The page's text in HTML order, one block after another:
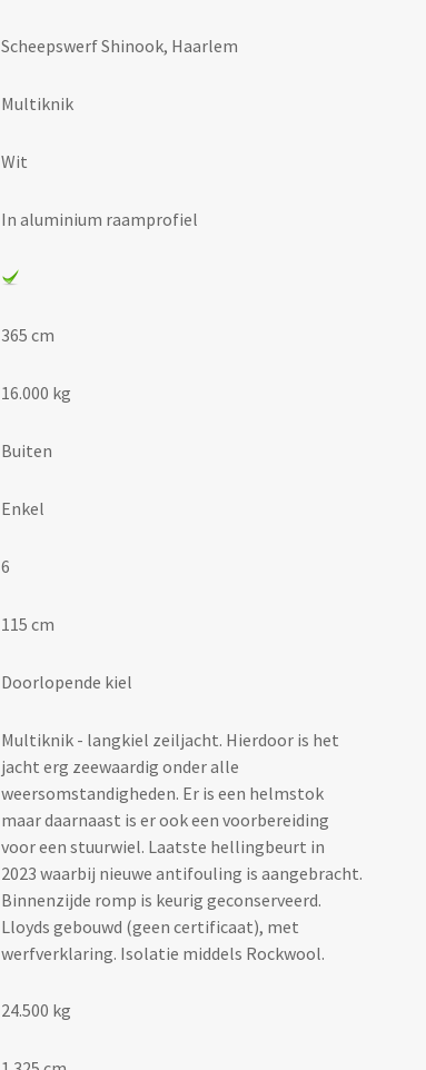
Scheepswerf Shinook, Haarlem
Multiknik
Wit
In aluminium raamprofiel
365 cm
16.000 kg
Buiten
Enkel
6
115 cm
Doorlopende kiel
Multiknik - langkiel zeiljacht. Hierdoor is het
jacht erg zeewaardig onder alle
weersomstandigheden. Er is een helmstok
maar daarnaast is er ook een voorbereiding
voor een stuurwiel. Laatste hellingbeurt in
2023 waarbij nieuwe antifouling is aangebracht.
Binnenzijde romp is keurig geconserveerd.
Lloyds gebouwd (geen certificaat), met
werfverklaring. Isolatie middels Rockwool.
24.500 kg